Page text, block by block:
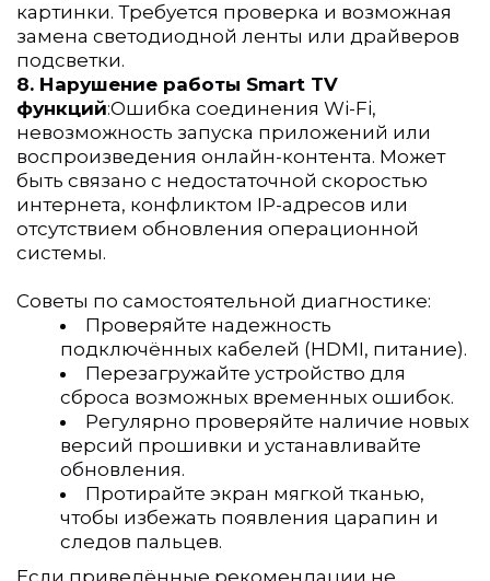
картинки. Требуется проверка и возможная
замена светодиодной ленты или драйверов
подсветки.
8. Нарушение работы Smart TV
функций:Ошибка соединения Wi-Fi,
невозможность запуска приложений или
воспроизведения онлайн-контента. Может
быть связано с недостаточной скоростью
интернета, конфликтом IP-адресов или
отсутствием обновления операционной
системы.
Советы по самостоятельной диагностике:
Проверяйте надежность
подключённых кабелей (HDMI, питание).
Перезагружайте устройство для
сброса возможных временных ошибок.
Регулярно проверяйте наличие новых
версий прошивки и устанавливайте
обновления.
Протирайте экран мягкой тканью,
чтобы избежать появления царапин и
следов пальцев.
Если приведённые рекомендации не